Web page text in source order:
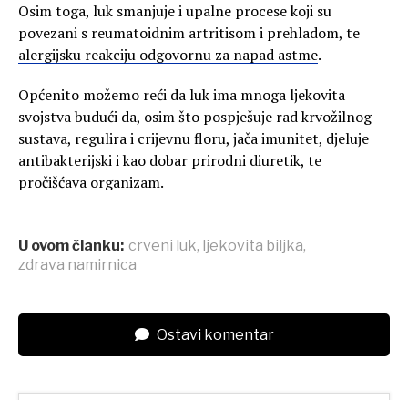
Osim toga, luk smanjuje i upalne procese koji su
povezani s reumatoidnim artritisom i prehladom, te
alergijsku reakciju odgovornu za napad astme.
Općenito možemo reći da luk ima mnoga ljekovita
svojstva budući da, osim što pospješuje rad krvožilnog
sustava, regulira i crijevnu floru, jača imunitet, djeluje
antibakterijski i kao dobar prirodni diuretik, te
pročišćava organizam.
U ovom članku: crveni luk, ljekovita biljka,
zdrava namirnica
Ostavi komentar